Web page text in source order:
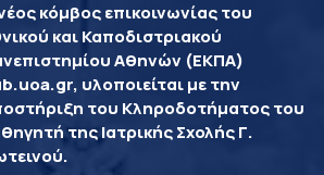
κόμβος επικοινωνίας του
και Καποδιστριακού
Αθηνών (ΕΚΠΑ)
υλοποιείται με την
του Κληροδοτήματος του
της Ιατρικής Σχολής Γ.